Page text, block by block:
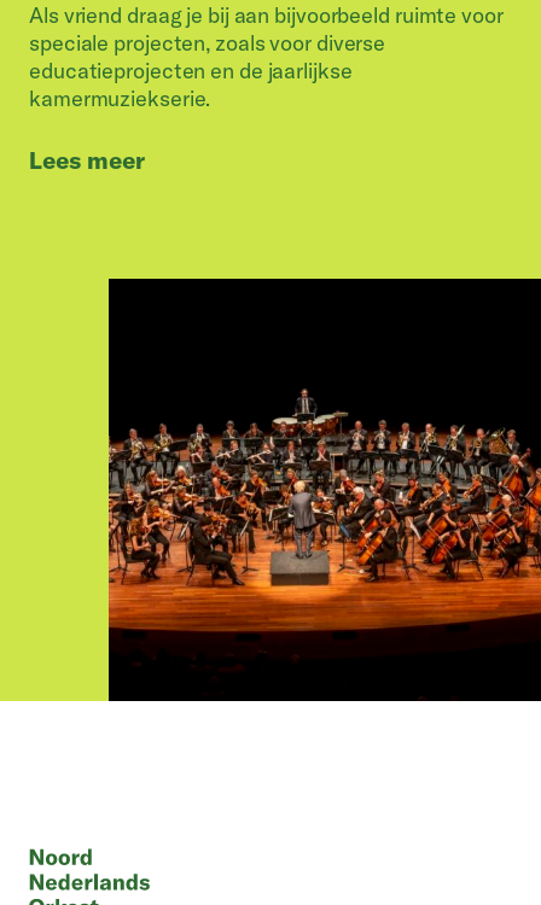
Als vriend draag je bij aan bijvoorbeeld ruimte voor
speciale projecten, zoals voor diverse
educatieprojecten en de jaarlijkse
kamermuziekserie.
Lees meer